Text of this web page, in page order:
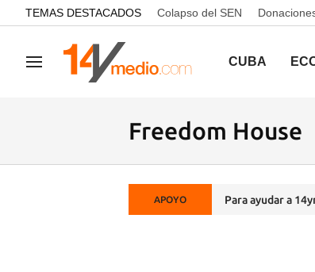
common.go-to-content
TEMAS DESTACADOS Colapso del SEN
Navegación CUBA
Freedom House
APOYO Para ayudar a